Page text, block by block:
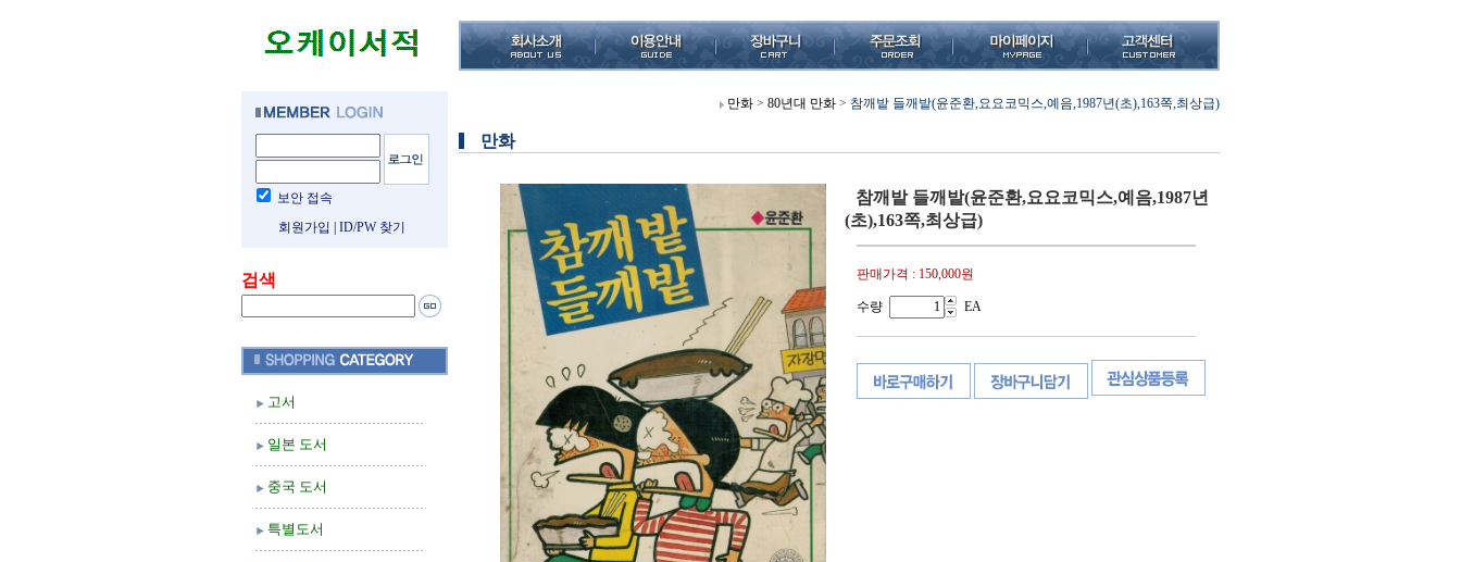
보안 접속
회원가입
ID/PW 찾기
검색
고서
일본 도서
중국 도서
특별도서
만화 > 80년대 만화 > 참깨밭 들깨밭(윤준환,요요코믹스,예음,1987년(초),163쪽,최상급)
만화
참깨밭 들깨밭(윤준환,요요코믹스,예음,1987년
(초),163쪽,최상급)
판매가격 : 150,000원
수량 EA